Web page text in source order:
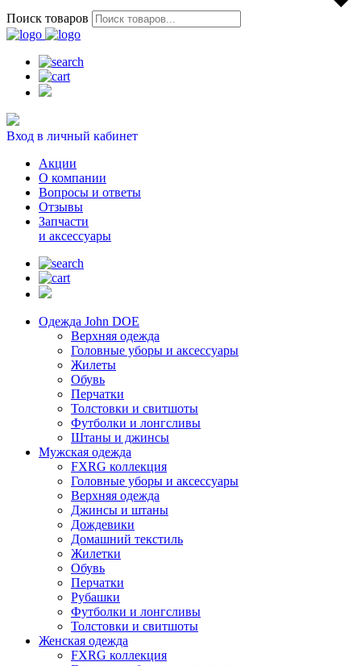
Поиск товаров
Вход в личный кабинет
Акции
О компании
Вопросы и ответы
Отзывы
Запчасти
и аксессуары
Одежда John DOE
Верхняя одежда
Головные уборы и аксессуары
Жилеты
Обувь
Перчатки
Толстовки и свитшоты
Футболки и лонгсливы
Штаны и джинсы
Мужская одежда
FXRG коллекция
Головные уборы и аксессуары
Верхняя одежда
Джинсы и штаны
Дождевики
Домашний текстиль
Жилетки
Обувь
Перчатки
Рубашки
Футболки и лонгсливы
Толстовки и свитшоты
Женская одежда
FXRG коллекция